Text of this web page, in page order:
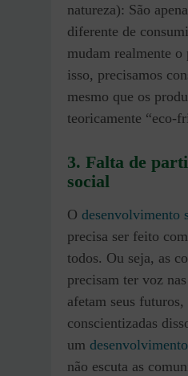
natureza): São
diferente de
mudam realmente
isso, precisamos
mesmo que os
teoricamente “eco-
3. Falta de
social
O desenvolvimento
precisa ser feito
todos. Ou seja, as
precisam ter voz
afetam seus
conscientizadas
um
não escuta as